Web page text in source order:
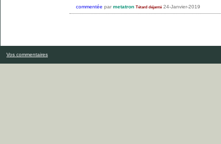
commentée par metatron Tétard déjanté 24-Janvier-2019
Vos commentaires